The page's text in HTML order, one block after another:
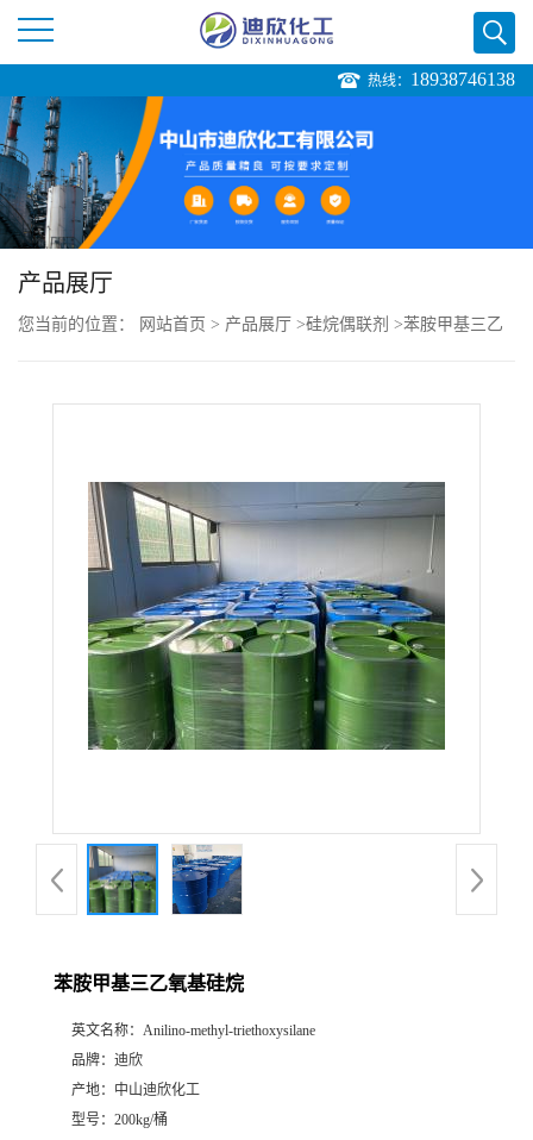
司
首
页
公
厅
热线： 18938746138
产品展厅
您当前的位置： 网站首页 > 产品展厅 >硅烷偶联剂 >苯胺甲基三乙
苯胺甲基三乙氧基硅烷
英文名称： Anilino-methyl-triethoxysilane
品牌： 迪欣
产地： 中山迪欣化工
型号： 200kg/桶